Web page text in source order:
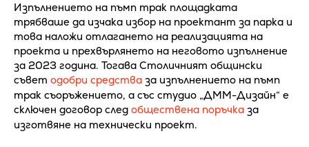
Изпълнението на пъмп трак площадката
трябваше да изчака избор на проектант за парка и
това наложи отлагането на реализацията на
проекта и прехвърлянето на неговото изпълнение
за 2023 година. Тогава Столичният общински
съвет одобри средства за изпълнението на пъмп
трак съоръжението, а със студио „ДММ-Дизайн“ е
сключен договор след обществена поръчка за
изготвяне на технически проект.